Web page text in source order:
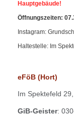
Hauptgebäude!
Öffnungszeiten:
Instagram:
Haltestelle: Im
eFöB (Hort)
Im Spektefeld 29,
GiB-Geister: